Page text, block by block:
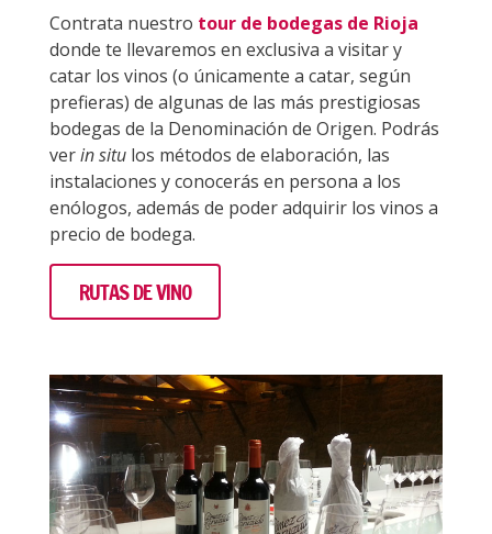
Contrata nuestro tour de bodegas de Rioja
donde te llevaremos en exclusiva a visitar y
catar los vinos (o únicamente a catar, según
prefieras) de algunas de las más prestigiosas
bodegas de la Denominación de Origen. Podrás
verin situlos métodos de elaboración, las
instalaciones y conocerás en persona a los
enólogos, además de poder adquirir los vinos a
precio de bodega.
RUTAS DE VINO